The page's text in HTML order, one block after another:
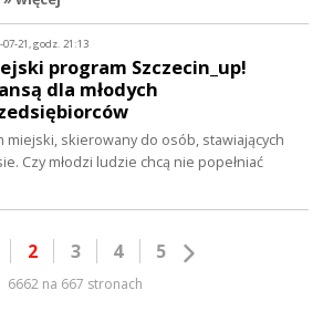
07-21, godz. 21:13
program Szczecin_up!
dla młodych
miejski, skierowany do osób, stawiających
Czy młodzi ludzie chcą nie popełniać
2 3 4 5
6662 na 667 stronach